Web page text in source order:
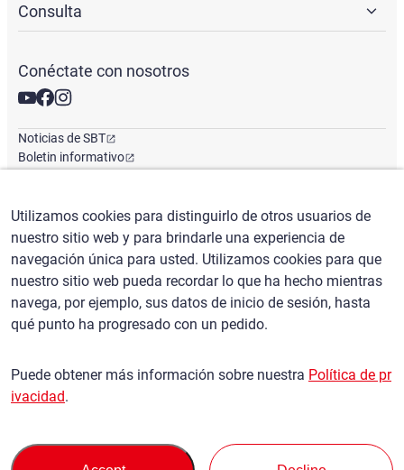
Consulta
Conéctate con nosotros
Noticias de SBT
Boletin informativo
Español / ($) USD
política de privacidad
Política de reclamaciones
Política básica contra las fuerzas antisociales
This site is protected by reCAPTCHA and the Google
Terms of Servi
Utilizamos cookies para distinguirlo de otros usuarios de
nuestro sitio web y para brindarle una experiencia de
navegación única para usted. Utilizamos cookies para que
nuestro sitio web pueda recordar lo que ha hecho mientras
navega, por ejemplo, sus datos de inicio de sesión, hasta
qué punto ha progresado con un pedido.
Puede obtener más información sobre nuestra Política de pr
ivacidad.